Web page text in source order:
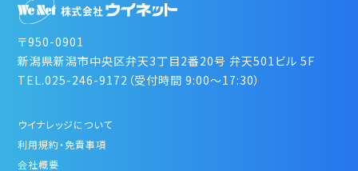
〒950-0901
新潟県新潟市中央区弁天3丁目2番20号 弁天501ビル 5F
TEL.025-246-9172（受付時間 9:00～17:30）
ウイナレッジについて
利用規約・免責事項
会社概要